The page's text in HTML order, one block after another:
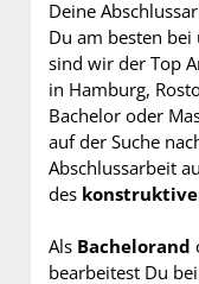
Deine
Du am besten
sind wir der Top
in Hamburg,
Bachelor oder
auf der Suche
Abschlussarbeit
des
Als Bachelorand
bearbeitest Du